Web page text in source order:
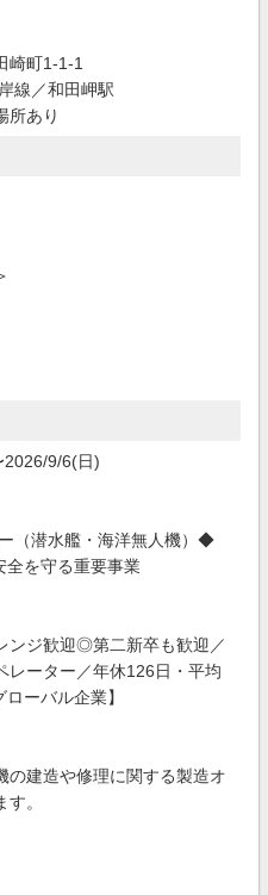
崎町1-1-1
線／和田岬駅
所あり
2026/9/6(日)
（潜水艦・海洋無人機）◆
全を守る重要事業
ンジ歓迎◎第二新卒も歓迎／
レーター／年休126日・平均
ーバル企業】
の建造や修理に関する製造オ
。